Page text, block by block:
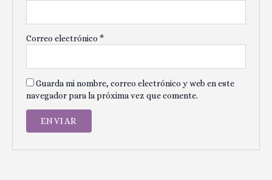
Correo electrónico *
Guarda mi nombre, correo electrónico y web en este
navegador para la próxima vez que comente.